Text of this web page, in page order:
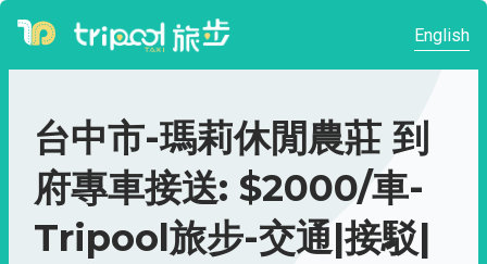
English
台中市-瑪莉休閒農莊 到
府專車接送: $2000/車-
Tripool旅步-交通|接駁|